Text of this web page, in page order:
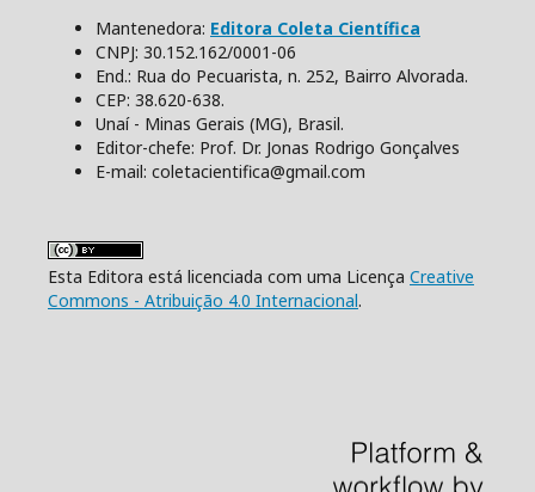
Mantenedora: Editora Coleta Científica
CNPJ: 30.152.162/0001-06
End.: Rua do Pecuarista, n. 252, Bairro Alvorada.
CEP: 38.620-638.
Unaí - Minas Gerais (MG), Brasil.
Editor-chefe: Prof. Dr. Jonas Rodrigo Gonçalves
E-mail: coletacientifica@gmail.com
Esta Editora está licenciada com uma Licença Creative
Commons - Atribuição 4.0 Internacional.